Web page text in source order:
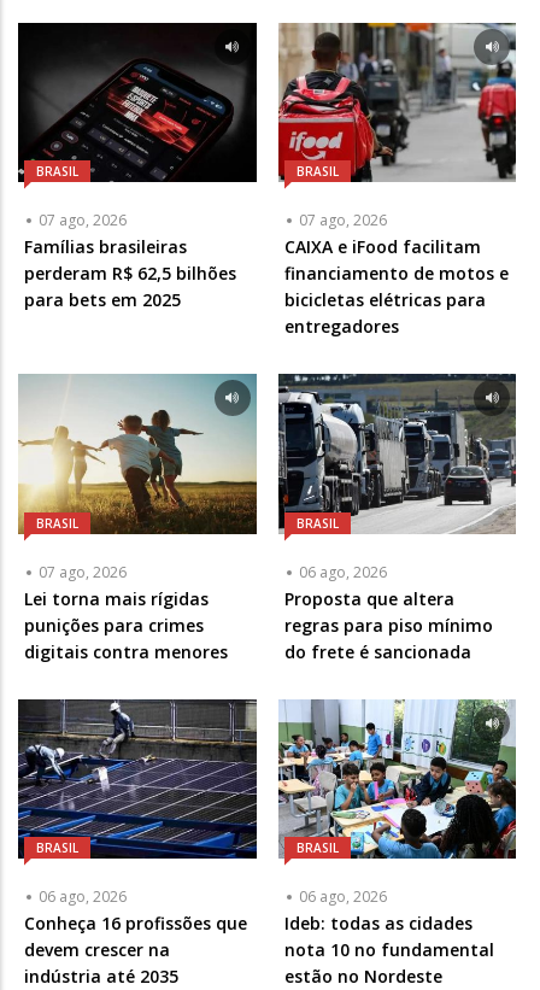
BRASIL
07 ago, 2026
Famílias brasileiras
perderam R$ 62,5 bilhões
para bets em 2025
BRASIL
07 ago, 2026
CAIXA e iFood facilitam
financiamento de motos e
bicicletas elétricas para
entregadores
BRASIL
07 ago, 2026
Lei torna mais rígidas
punições para crimes
digitais contra menores
BRASIL
06 ago, 2026
Proposta que altera
regras para piso mínimo
do frete é sancionada
BRASIL
06 ago, 2026
Conheça 16 profissões que
devem crescer na
indústria até 2035
BRASIL
06 ago, 2026
Ideb: todas as cidades
nota 10 no fundamental
estão no Nordeste